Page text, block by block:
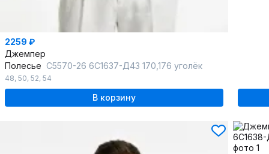
2259 ₽
Джемпер
Полесье С5570-26 6С1637-Д43 170,176 уголёк
48, 50, 52, 54
В корзину